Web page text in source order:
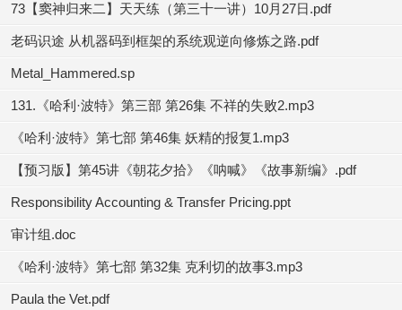
73【窦神归来二】天天练（第三十一讲）10月27日.pdf
老码识途 从机器码到框架的系统观逆向修炼之路.pdf
Metal_Hammered.sp
131.《哈利·波特》第三部 第26集 不祥的失败2.mp3
《哈利·波特》第七部 第46集 妖精的报复1.mp3
【预习版】第45讲《朝花夕拾》《呐喊》《故事新编》.pdf
Responsibility Accounting & Transfer Pricing.ppt
审计组.doc
《哈利·波特》第七部 第32集 克利切的故事3.mp3
Paula the Vet.pdf